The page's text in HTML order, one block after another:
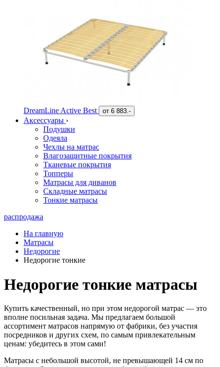
DreamLine Active Best от 6 883.-
Аксессуары ›
Подушки
Одеяла
Чехлы на матрас
Влагозащитные покрытия
Тканевые покрытия
Топперы
Матрасы для диванов
Складные матрасы
Тонкие матрасы
распродажа
На главную
Матрасы
Недорогие
Недорогие тонкие
Недорогие тонкие матрасы
Купить качественный, но при этом недорогой матрас — это
вполне посильная задача. Мы предлагаем большой
ассортимент матрасов напрямую от фабрики, без участия
посредников и других схем, по самым привлекательным
ценам: убедитесь в этом сами!
Матрасы с небольшой высотой, не превышающей 14 см по